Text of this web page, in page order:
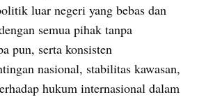
luar negeri yang bebas dan
semua pihak tanpa
pun, serta konsisten
nasional, stabilitas kawasan,
hukum internasional dalam